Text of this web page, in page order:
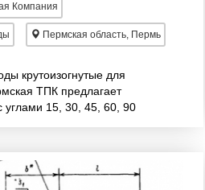
Компания
Пермская область, Пермь
крутоизогнутые для
ТПК предлагает
углами 15, 30, 45, 60, 90